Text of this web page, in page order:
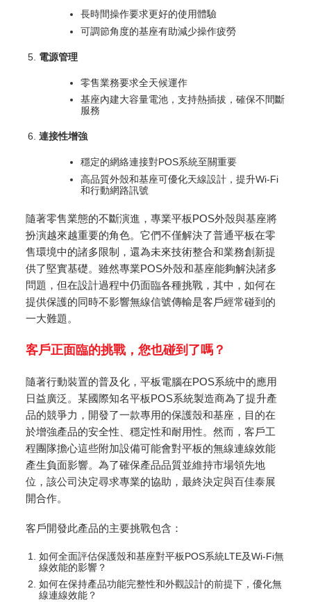
長時間操作要求更好的使用體驗
可調節角度的基座有助減少操作疲勞
電源管理
零售業務要求全天候運作
基座內建大容量電池，支持熱插拔，確保不間斷
服務
連接性增強
穩定的網絡連接對POS系統至關重要
高品質外殼和基座可優化天線設計，提升Wi-Fi
和行動網路訊號
隨著零售業態的不斷演進，專業平板POS外殼與基座將
扮演越來越重要的角色。它們不僅解決了普通平板在零
售環境中的諸多限制，還為未來技術整合和業務創新提
供了堅實基礎。雖然專業POS外殼和基座能夠解決諸多
問題，但在設計過程中仍面臨各種挑戰，其中，如何在
提供保護的同時不影響無線信號傳輸是客戶經常碰到的
一大難題。
客戶正面臨的挑戰，您也碰到了嗎？
隨著行動裝置的普及化，平板電腦在POS系統中的應用
日益廣泛。某國際知名平板POS系統製造商為了提升產
品的競爭力，開發了一款專用的保護殼和基座，目的在
於增強產品的安全性、穩定性和耐用性。然而，客戶工
程團隊擔心這些附加設備可能會對平板的無線連線效能
產生負面影響。為了確保產品品質並維持市場領先地
位，該公司決定尋求專業的協助，最終決定與百佳泰展
開合作。
客戶開發此產品的主要挑戰包含：
如何全面評估保護殼和基座對平板POS系統LTE及Wi-Fi無
線效能的影響？
如何在保持產品功能完整性和外觀設計的前提下，優化無
線連線效能？